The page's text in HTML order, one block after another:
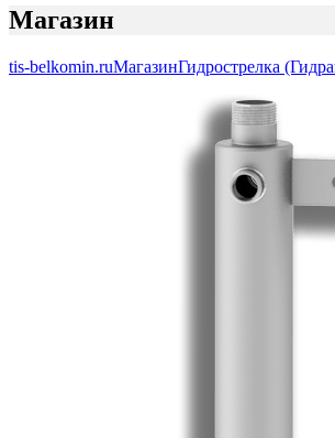
Магазин
tis-belkomin.ruМагазинГидрострелка